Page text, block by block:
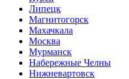
Липецк
Магнитогорск
Махачкала
Москва
Мурманск
Набережные Челны
Нижневартовск